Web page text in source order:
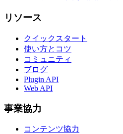
リソース
クイックスタート
使い方とコツ
コミュニティ
ブログ
Plugin API
Web API
事業協力
コンテンツ協力